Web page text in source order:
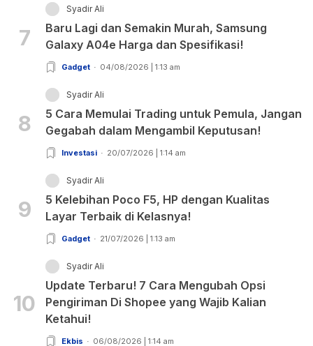
7
Syadir Ali
Baru Lagi dan Semakin Murah, Samsung
Galaxy A04e Harga dan Spesifikasi!
Gadget 04/08/2026 | 1:13 am
8
Syadir Ali
5 Cara Memulai Trading untuk Pemula, Jangan
Gegabah dalam Mengambil Keputusan!
Investasi 20/07/2026 | 1:14 am
9
Syadir Ali
5 Kelebihan Poco F5, HP dengan Kualitas
Layar Terbaik di Kelasnya!
Gadget 21/07/2026 | 1:13 am
10
Syadir Ali
Update Terbaru! 7 Cara Mengubah Opsi
Pengiriman Di Shopee yang Wajib Kalian
Ketahui!
Ekbis 06/08/2026 | 1:14 am